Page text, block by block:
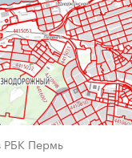
РБК Пермь